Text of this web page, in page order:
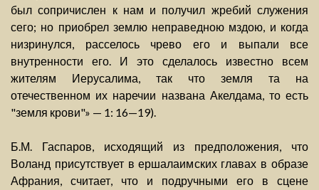
был сопричислен к нам и получил жребий служения
сего; но приобрел землю неправедною мздою, и когда
низринулся, расселось чрево его и выпали все
внутренности его. И это сделалось известно всем
жителям Иерусалима, так что земля та на
отечественном их наречии названа Акелдама, то есть
"земля крови"» — 1: 16—19).
Б.М. Гаспаров, исходящий из предположения, что
Воланд присутствует в ершалаимских главах в образе
Афрания, считает, что и подручными его в сцене